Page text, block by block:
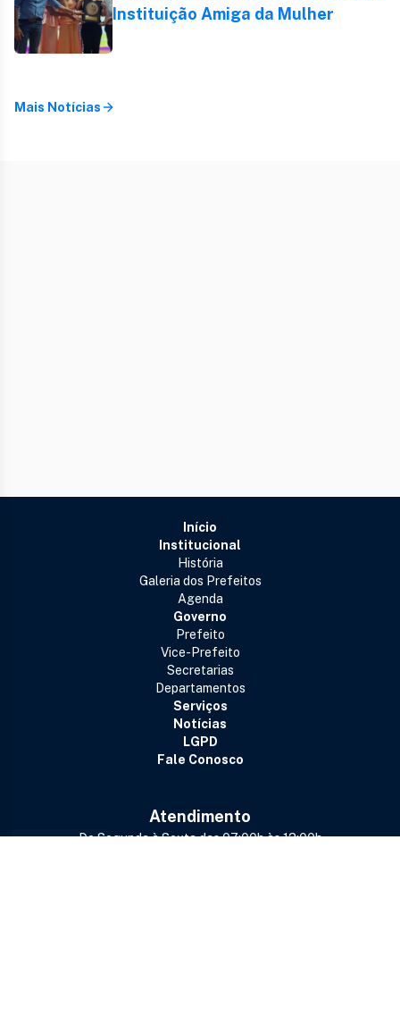
Instituição Amiga da Mulher
Mais Notícias
Início
Institucional
História
Galeria dos Prefeitos
Agenda
Governo
Prefeito
Vice-Prefeito
Secretarias
Departamentos
Serviços
Notícias
LGPD
Fale Conosco
Atendimento
De Segunda à Sexta das 07:00h às 13:00h